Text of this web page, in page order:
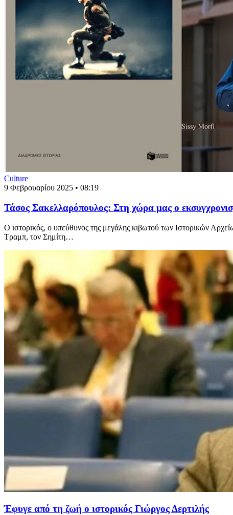
Culture
9 Φεβρουαρίου 2025 • 08:19
Τάσος Σακελλαρόπουλος: Στη χώρα μας ο
Ο ιστορικός, ο υπεύθυνος της μεγάλης κιβωτού των Ιστορικών
Τραμπ, τον Σημίτη…
Έφυγε από τη ζωή ο ιστορικός Γιώργος Δερτιλής